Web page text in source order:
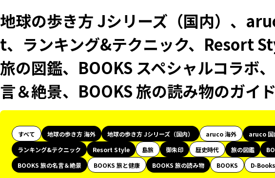
地球の歩き方 Jシリーズ（国内）、
t、ランキング&テクニック、Resort
旅の図鑑、BOOKS スペシャルコラボ
言＆絶景、BOOKS 旅の読み物のガイ
すべて 地球の歩き方 海外 地球の歩き方 Jシリーズ（国内） aruco 海外 aruco 国
ランキング&テクニック
Resort Style 島旅 御朱印 歴史時代 旅の図鑑
BOOKS 旅の名言＆絶景
BOOKS 旅と健康 BOOKS 旅の読み物 BOOKS
D-Books